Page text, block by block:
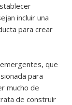
incluir una
para crear
que
para
mucho de
de construir